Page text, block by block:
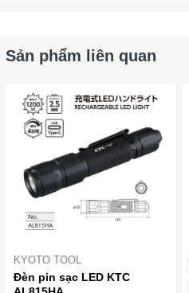
Sản phẩm liên quan
KYOTO TOOL
Đèn pin sạc LED KTC